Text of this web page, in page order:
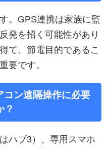
。GPS連携は家族に監
発を招く可能性があり
て、節電目的であるこ
要です。
ン遠隔操作に必要
？
ハブ3）、専用スマホ